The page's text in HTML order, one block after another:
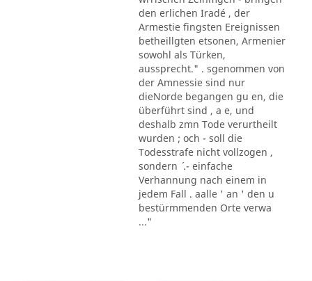
den erlichen Iradé , der
Armestie fingsten Ereignissen
betheillgten etsonen, Armenier
sowohl als Türken,
aussprecht." . sgenommen von
der Amnessie sind nur
dieNorde begangen gu en, die
überführt sind , a e, und
deshalb zmn Tode verurtheilt
wurden ; och - soll die
Todesstrafe nicht vollzogen ,
sondern ´ .- einfache
Verhannung nach einem in
jedem Fall . aalle ' an ' den u
bestürmmenden Orte verwa
..."